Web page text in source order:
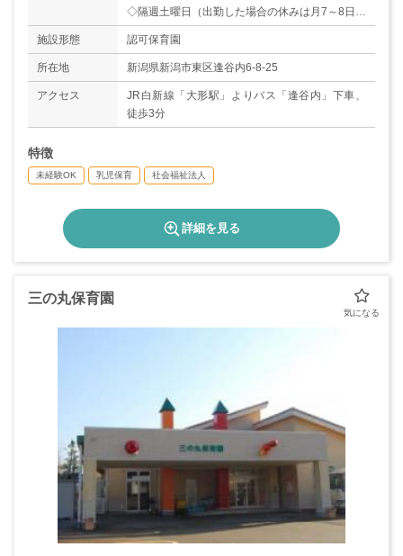
◇隔週土曜日（出勤した場合の休みは月7～8日）
◇夏季休暇
◇年末年始（31日～3日）
【年間休日数：108日】
施設形態 認可保育園
所在地 新潟県新潟市東区逢谷内6-8-25
アクセス
JR白新線「大形駅」よりバス「逢谷内」下車、
徒歩3分
特徴
未経験OK 乳児保育 社会福祉法人
詳細を見る
三の丸保育園